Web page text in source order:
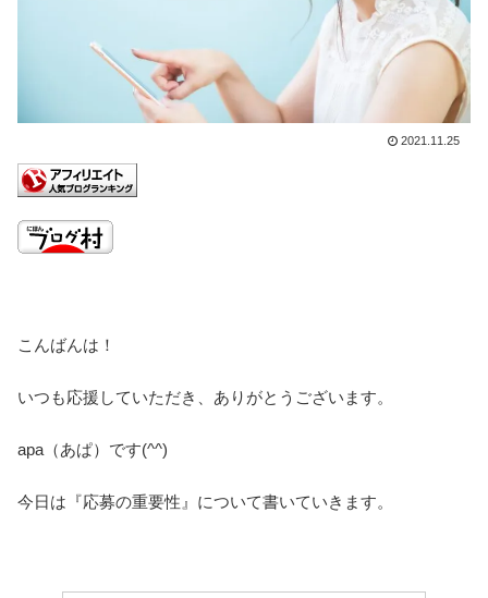
2021.11.25
こんばんは！
いつも応援していただき、ありがとうございます。
apa（あぱ）です(^^)
今日は『応募の重要性』について書いていきます。